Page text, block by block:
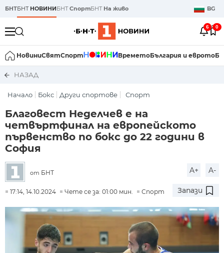
БНТБНТ НОВИНИБНТСпортБНТ На живо BG
6 0
НовиниСвятСпорт ВреметоБългария и еврото
НАЗАД
Начало Бокс Други спортове Спорт
Благовест Неделчев е на
четвъртфинал на европейското
първенство по бокс до 22 години в
София
от БНТ A+ A-
17:14, 14.10.2024 Чете се за: 01:00 мин. Спорт Запази